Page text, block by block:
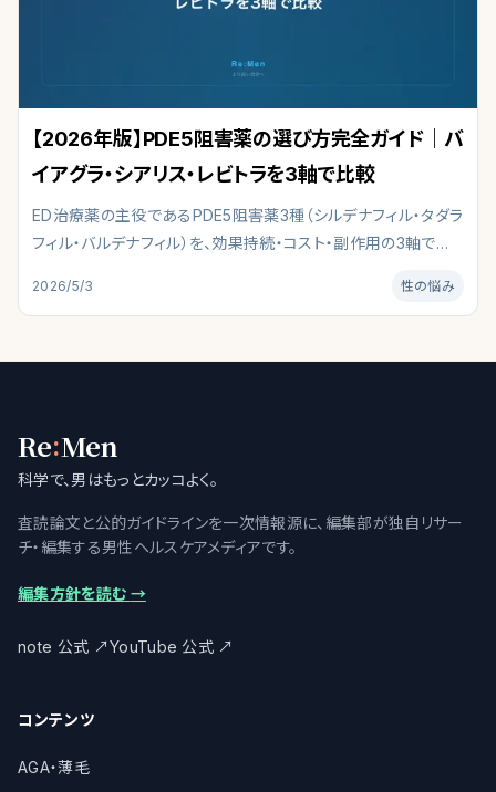
【2026年版】PDE5阻害薬の選び方完全ガイド｜バ
イアグラ・シアリス・レビトラを3軸で比較
ED治療薬の主役であるPDE5阻害薬3種（シルデナフィル・タダラ
フィル・バルデナフィル）を、効果持続・コスト・副作用の3軸で徹
定・禁忌・ジェネリック活用法まで2026年版の最新情報で解説。
2026/5/3 性の悩み
Re:Men
科学で、男はもっとカッコよく。
査読論文と公的ガイドラインを一次情報源に、編集部が独自リサー
チ・編集する男性ヘルスケアメディアです。
編集方針を読む →
note 公式 ↗YouTube 公式 ↗
コンテンツ
AGA・薄毛